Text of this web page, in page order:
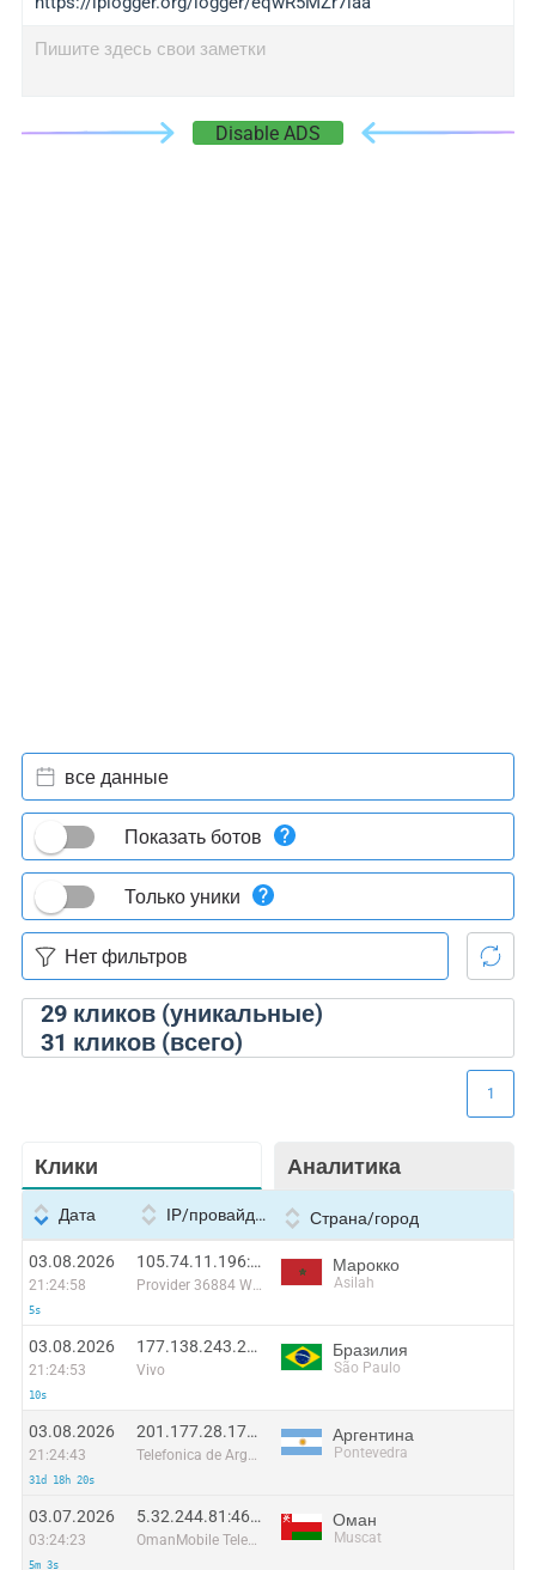
Пишите здесь свои заметки
Disable ADS
29кликов (уникальные)
31 кликов (всего)
все данные
Показать ботов
Только уники
Клики Аналитика
1
Дата IP/провайдер Страна/город
03.08.2026
21:24:58
5s
105.74.11.196:7256
Provider 36884 Wana Corporate
Марокко
Asilah
03.08.2026
21:24:53
10s
177.138.243.211:44502
Vivo
Бразилия
São Paulo
03.08.2026
21:24:43
31d 18h 20s
201.177.28.174:48269
Telefonica de Argentina
Аргентина
Pontevedra
03.07.2026
03:24:23
5m 3s
5.32.244.81:46228
OmanMobile Telecommunication company LLC
Оман
Muscat